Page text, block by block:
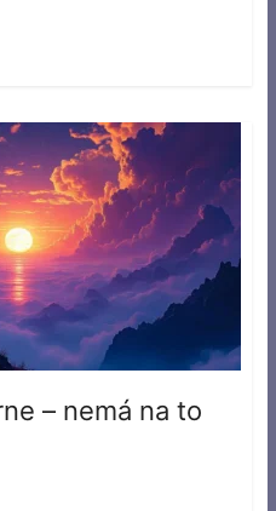
– nemá na to